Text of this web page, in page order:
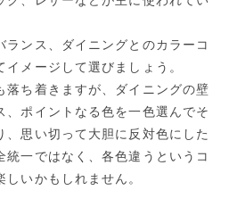
ランス、ダイニングとのカラーコ
メージして選びましょう。
ち着きますが、ダイニングの壁
、ポイントなる色を一色選んでそ
、思い切って大胆に反対色にした
統一ではなく、各色違うというコ
いかもしれません。